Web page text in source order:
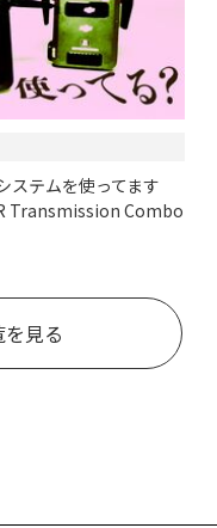
ステムを使ってます
Transmission Combo
を見る